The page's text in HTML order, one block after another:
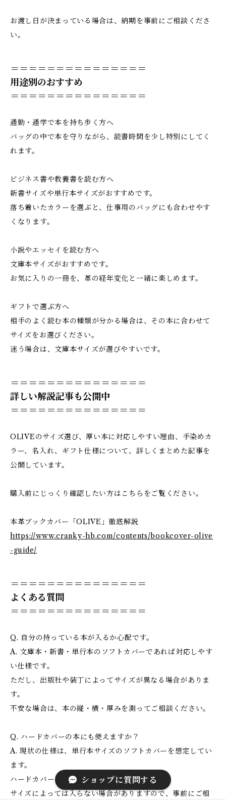
お渡し日が決まっている場合は、納期を事前にご相談くださ
い。
＝＝＝＝＝＝＝＝＝＝＝＝＝＝＝
用途別のおすすめ
＝＝＝＝＝＝＝＝＝＝＝＝＝＝＝
通勤・通学で本を持ち歩く方へ
バッグの中で本を守りながら、読書時間を少し特別にしてく
れます。
ビジネス書や教養書を読む方へ
新書サイズや単行本サイズがおすすめです。
落ち着いたカラーを選ぶと、仕事用のバッグにも合わせやす
くなります。
小説やエッセイを読む方へ
文庫本サイズがおすすめです。
お気に入りの一冊を、革の経年変化と一緒に楽しめます。
ギフトで選ぶ方へ
相手のよく読む本の種類が分かる場合は、その本に合わせて
サイズをお選びください。
迷う場合は、文庫本サイズが選びやすいです。
＝＝＝＝＝＝＝＝＝＝＝＝＝＝＝
詳しい解説記事も公開中
＝＝＝＝＝＝＝＝＝＝＝＝＝＝＝
OLIVEのサイズ選び、厚い本に対応しやすい理由、手染めカ
ラー、名入れ、ギフト仕様について、詳しくまとめた記事を
公開しています。
購入前にじっくり確認したい方はこちらをご覧ください。
本革ブックカバー「OLIVE」徹底解説
https://www.cranky-hb.com/contents/bookcover-olive
-guide/
＝＝＝＝＝＝＝＝＝＝＝＝＝＝＝
よくある質問
＝＝＝＝＝＝＝＝＝＝＝＝＝＝＝
Q. 自分の持っている本が入るか心配です。
A. 文庫本・新書・単行本のソフトカバーであれば対応しやす
い仕様です。
ただし、出版社や装丁によってサイズが異なる場合がありま
す。
不安な場合は、本の縦・横・厚みを測ってご相談ください。
Q. ハードカバーの本にも使えますか？
A. 現状の仕様は、単行本サイズのソフトカバーを想定してい
ます。
ハードカバーは基本的に対象外です。
サイズによっては入らない場合がありますので、事前にご相
ショップに質問する